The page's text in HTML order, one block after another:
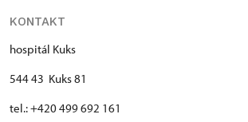
KONTAKT
hospitál Kuks
544 43 Kuks 81
tel.: +420 499 692 161